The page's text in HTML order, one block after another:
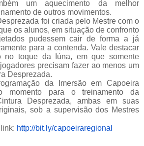
um aquecimento da melhor
de outros movimentos.
foi criada pelo Mestre com o
os alunos, em situação de confronto
pudessem cair de forma a já
para a contenda. Vale destacar
no toque da Iúna, em que somente
precisam fazer ao menos um
Desprezada.
da Imersão em Capoeira
momento para o treinamento da
Desprezada, ambas em suas
sob a supervisão dos Mestres
http://bit.ly/capoeiraregional